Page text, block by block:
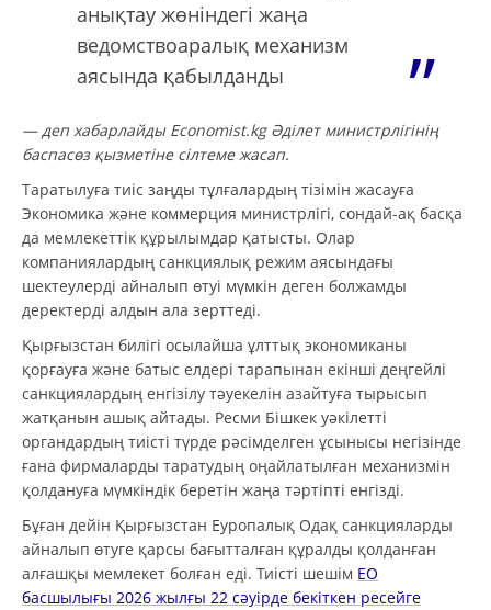
анықтау жөніндегі жаңа
ведомствоаралық механизм
аясында қабылданды
— деп хабарлайды Еconomist.kg Әділет министрлігінің
баспасөз қызметіне сілтеме жасап.
Таратылуға тиіс заңды тұлғалардың тізімін жасауға
Экономика және коммерция министрлігі, сондай-ақ басқа
да мемлекеттік құрылымдар қатысты. Олар
компаниялардың санкциялық режим аясындағы
шектеулерді айналып өтуі мүмкін деген болжамды
деректерді алдын ала зерттеді.
Қырғызстан билігі осылайша ұлттық экономиканы
қорғауға және батыс елдері тарапынан екінші деңгейлі
санкциялардың енгізілу тәуекелін азайтуға тырысып
жатқанын ашық айтады. Ресми Бішкек уәкілетті
органдардың тиісті түрде рәсімделген ұсынысы негізінде
ғана фирмаларды таратудың оңайлатылған механизмін
қолдануға мүмкіндік беретін жаңа тәртіпті енгізді.
Бұған дейін Қырғызстан Еуропалық Одақ санкцияларды
айналып өтуге қарсы бағытталған құралды қолданған
алғашқы мемлекет болған еді. Тиісті шешім ЕО
басшылығы 2026 жылғы 22 сәуірде бекіткен ресейге